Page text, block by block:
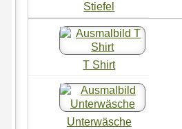
Stiefel
T Shirt
Unterwäsche